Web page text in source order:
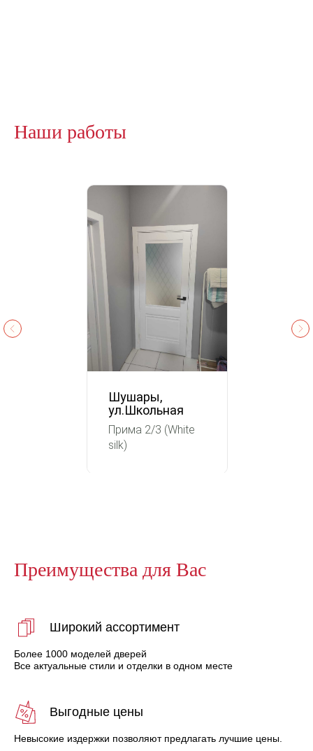
Наши работы
Шушары,
ул.Школьная
Прима 2/3 (White
silk)
Преимущества для Вас
Широкий ассортимент
Более 1000 моделей дверей
Все актуальные стили и отделки в одном месте
Выгодные цены
Невысокие издержки позволяют предлагать лучшие цены.